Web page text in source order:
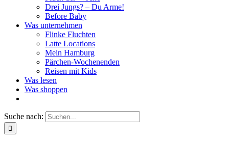
Drei Jungs? – Du Arme!
Before Baby
Was unternehmen
Flinke Fluchten
Latte Locations
Mein Hamburg
Pärchen-Wochenenden
Reisen mit Kids
Was lesen
Was shoppen
Suche nach: